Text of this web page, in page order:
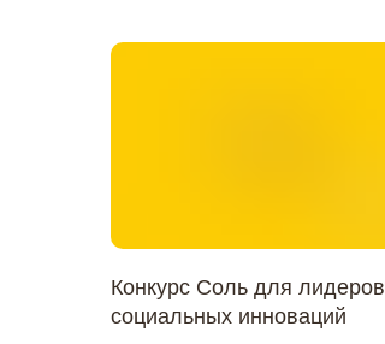
Конкурс Соль для лидеров
социальных инноваций